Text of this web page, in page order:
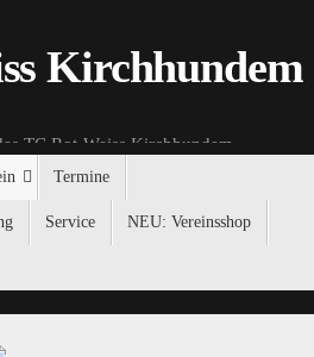
Kirchhundem
TC Rot-Weiss Kirchhundem.
Termine
Service NEU: Vereinsshop